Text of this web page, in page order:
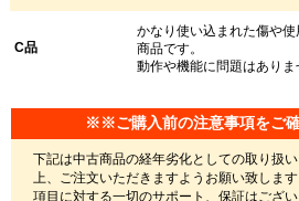
C品
かなり使い込まれた傷や
商品です。
動作や機能に問題はありま
※※ご購入前の注意事項をご
下記は中古商品の経年劣化としての取り扱
上、ご注文いただきますようお願い致します
項目に対する一切のサポート、保証はござ